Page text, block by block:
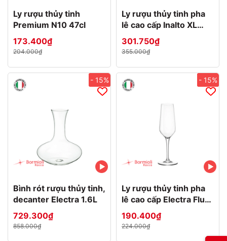
Ly rượu thủy tinh
Premium N10 47cl
173.400₫
204.000₫
Ly rượu thủy tinh pha
lê cao cấp Inalto XL
64cl
301.750₫
355.000₫
- 15%
Bình rót rượu thủy tinh,
decanter Electra 1.6L
729.300₫
858.000₫
- 15%
Ly rượu thủy tinh pha
lê cao cấp Electra Flute
23cl
190.400₫
224.000₫